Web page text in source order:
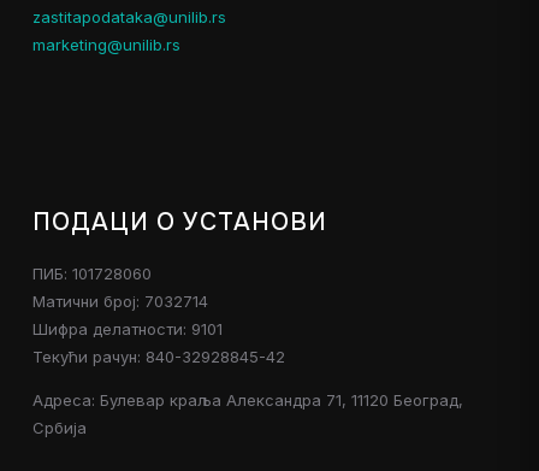
zastitapodataka@unilib.rs
marketing@unilib.rs
ПОДАЦИ О УСТАНОВИ
ПИБ: 101728060
Матични број: 7032714
Шифра делатности: 9101
Текући рачун: 840-32928845-42
Адреса: Булевар краља Александра 71, 11120 Београд,
Србија